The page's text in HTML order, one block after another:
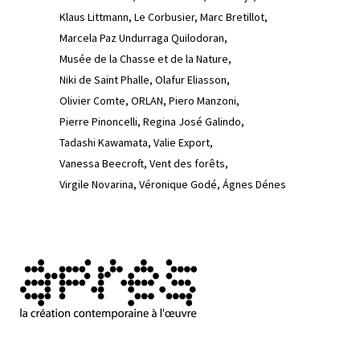
Klaus Littmann Le Corbusier Marc Bretillot
Marcela Paz Undurraga Quilodoran
Musée de la Chasse et de la Nature
Niki de Saint Phalle Olafur Eliasson
Olivier Comte ORLAN Piero Manzoni
Pierre Pinoncelli Regina José Galindo
Tadashi Kawamata Valie Export
Vanessa Beecroft Vent des forêts
Virgile Novarina Véronique Godé Ágnes Dénes